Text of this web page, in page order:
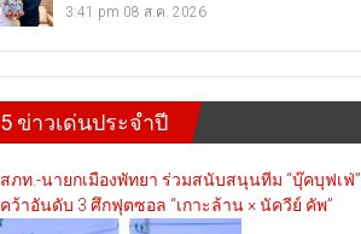
3:41 pm 08 ส.ค. 2026
5 ข่าวเด่นประจำปี
สภท.-นายกเมืองพัทยา ร่วมสนับสนุนทีม “บุ๊คบุฟเฟ่”
คว้าอันดับ 3 ศึกฟุตซอล “เกาะล้าน × นัควีย์ คัพ”